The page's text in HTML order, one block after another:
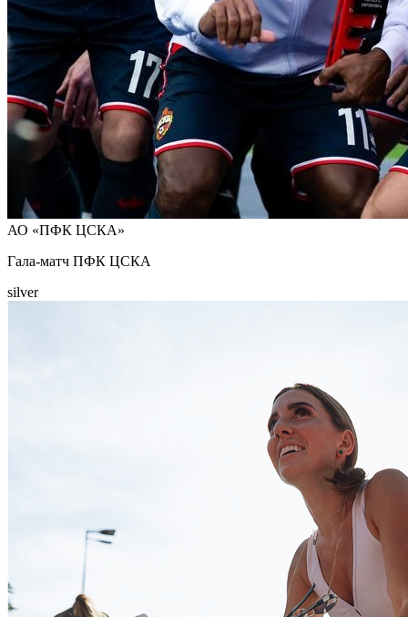
АО «ПФК ЦСКА»
Гала-матч ПФК ЦСКА
silver